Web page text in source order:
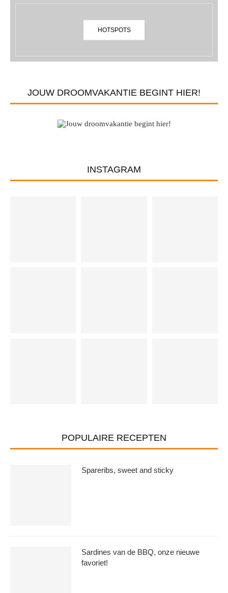
HOTSPOTS
JOUW DROOMVAKANTIE BEGINT HIER!
INSTAGRAM
POPULAIRE RECEPTEN
Spareribs, sweet and sticky
Sardines van de BBQ, onze nieuwe
favoriet!